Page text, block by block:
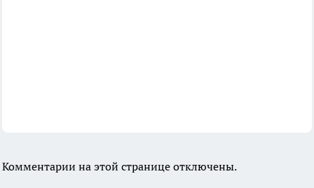
Комментарии на этой странице отключены.